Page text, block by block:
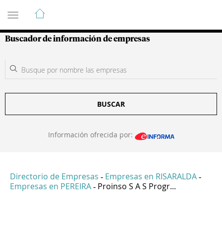
Guía de Empresas Colombianas
Buscador de información de empresas
BUSCAR
Información ofrecida por:
Directorio de Empresas - Empresas en RISARALDA -
Empresas en PEREIRA - Proinso S A S Progr...